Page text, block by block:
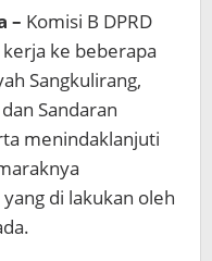
– Komisi B DPRD
ke beberapa
Sangkulirang,
Sandaran
menindaklanjuti
di lakukan oleh